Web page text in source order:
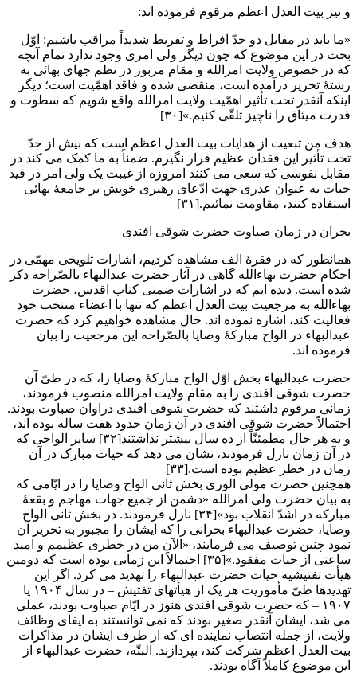
و نیز بیت العدل اعظم مرقوم فرموده اند:
«ما باید در مقابل دو حدّ افراط و تفریط شدیداً مراقب باشیم: اوّل
بحث در این موضوع که چون دیگر ولی امری وجود ندارد تمام آنچه
که در خصوص ولایت امرالله و مقام مزبور در نظم جهای بهائی به
رشتۀ تحریر درآمده است، منقضی شده و فاقد اهمّیت است؛ دیگر
اینکه آنقدر تحت تأثیر اهمّیت ولایت امرالله واقع شویم که سطوت و
قدرت میثاق را ناچیز تلقّی کنیم.»[۳۰]
هدف من تبعیت از هدایات بیت العدل اعظم است که بیش از حدّ
تحت تأثیر این فقدان عظیم قرار نگیرم. ضمناً به ما کمک می کند در
مقابل نفوسی که سعی می کنند امروزه از غیبت یک ولی امر در قید
حیات به عنوان عذری جهت ادّعای رهبری خویش بر جامعۀ بهائی
استفاده کنند، مقاومت نمائیم.[۳۱]
بحران در زمان صباوت حضرت شوقی افندی
همانطور که در فقرۀ الف مشاهده کردیم، اشارات تلویحی مهمّی در
احکام حضرت بهاءالله گاهی در آثار حضرت عبدالبهاء بالصّراحه ذکر
شده است. دیده ایم که در اشارات ضمنی کتاب اقدس، حضرت
بهاءالله به مرجعیت بیت العدل اعظم که تنها با اعضاء منتخب خود
فعالیت کند، اشاره نموده اند. حال مشاهده خواهیم کرد که حضرت
عبدالبهاء در الواح مبارکۀ وصایا بالصّراحه این مرجعیت را بیان
فرموده اند.
حضرت عبدالبهاء بخش اوّل الواح مبارکۀ وصایا را، که در طیّ آن
حضرت شوقی افندی را به مقام ولایت امرالله منصوب فرمودند،
زمانی مرقوم داشتند که حضرت شوقی افندی دراوان صباوت بودند.
احتمالاً حضرت شوقی افندی در آن زمان حدود هفت ساله بوده اند،
و به هر حال مطمئنّاً از ده سال بیشتر نداشتند[۳۲] سایر الواحی که
در آن زمان نازل فرمودند، نشان می دهد که حیات مبارک در آن
زمان در خطر عظیم بوده است.[۳۳]
همچنین حضرت مولی الوری بخش ثانی الواح وصایا را در ایّامی که
به بیان حضرت ولی امرالله «دشمن از جمیع جهات مهاجم و بقعۀ
مبارکه در اشدّ انقلاب بود»[۳۴] نازل فرمودند. در بخش ثانی الواح
وصایا، حضرت عبدالبهاء بحرانی را که ایشان را مجبور به تحریر آن
نمود چنین توصیف می فرمایند، «الآن من در خطری عظیمم و امید
ساعتی از حیات مفقود.»[۳۵] احتمالاً این زمانی بوده است که دومین
هیأت تفتیشیه حیات حضرت عبدالبهاء را تهدید می کرد. اگر این
تهدیدها طیّ مأموریت هر یک از هیأتهای تفتیش – در سال ۱۹۰۴ یا
۱۹۰۷ – که حضرت شوقی افندی هنوز در ایّام صباوت بودند، عملی
می شد، ایشان آنقدر صغیر بودند که نمی توانستند به ایفای وظائف
ولایت، از جمله انتصاب نماینده ای که از طرف ایشان در مذاکرات
بیت العدل اعظم شرکت کند، بپردازند. البتّه، حضرت عبدالبهاء از
این موضوع کاملاً آگاه بودند.